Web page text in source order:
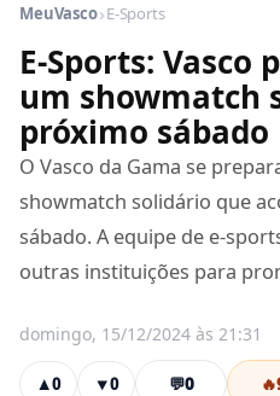
MeuVasco›E-Sports
E-Sports: Vasco
um showmatch
próximo sábado
O Vasco da Gama se
showmatch solidário que
sábado. A equipe de e-
outras instituições para
domingo, 15/12/2024 às 21:31
▲0 ▼0 💬0 🔥